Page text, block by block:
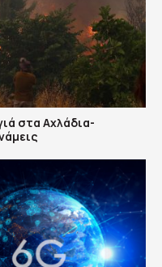
στα Αχλάδια-